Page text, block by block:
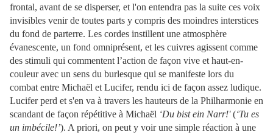
frontal, avant de se disperser, et l'on entendra pas la suite ces voix
invisibles venir de toutes parts y compris des moindres interstices
du fond de parterre. Les cordes instillent une atmosphère
évanescente, un fond omniprésent, et les cuivres agissent comme
des stimuli qui commentent l’action de façon vive et haut-en-
couleur avec un sens du burlesque qui se manifeste lors du
combat entre Michaël et Lucifer, rendu ici de façon assez ludique.
Lucifer perd et s'en va à travers les hauteurs de la Philharmonie en
scandant de façon répétitive à Michaël ‘Du bist ein Narr!'(‘Tu es
un imbécile!’). A priori, on peut y voir une simple réaction à une